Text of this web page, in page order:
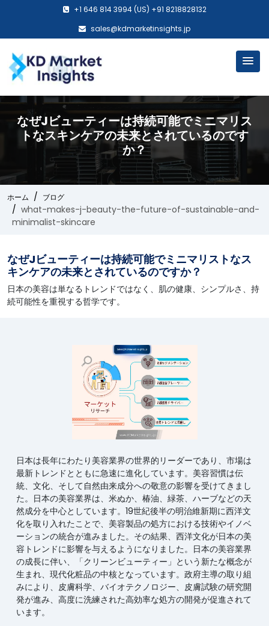
+1 646 814 3994 (US) +91 8218828132
sales@kdmarketinsights.jp
なぜJビューティーは持続可能でミニマリス
トなスキンケアの未来とされているのです
か？
ホーム ブログ
what-makes-j-beauty-the-future-of-sustainable-and-
minimalist-skincare
なぜJビューティーは持続可能でミニマリストなス
キンケアの未来とされているのですか？
日本の美容は単なるトレンドではなく、肌の健康、シンプルさ、持
続可能性を重視する哲学です。
日本は長年にわたり美容業界の世界的リーダーであり、市場は
最新トレンドとともに急速に進化しています。美容習慣は伝
統、文化、そして自然由来成分への敬意の影響を受けてきまし
た。日本の美容業界は、米ぬか、椿油、緑茶、ハーブなどの天
然成分を中心としています。19世紀後半の明治維新期に西洋文
化を取り入れたことで、美容製品の処方における技術やイノベ
ーションの統合が進みました。その結果、西洋文化が日本の美
容トレンドに影響を与えるようになりました。日本の美容業界
の成長に伴い、「クリーンビューティー」という新たな概念が
生まれ、現代化粧品の中核となっています。政府主導の取り組
みにより、皮膚科学、バイオテクノロジー、皮膚試験の研究開
発が進み、高度に洗練された高効率な処方の開発が促進されて
います。